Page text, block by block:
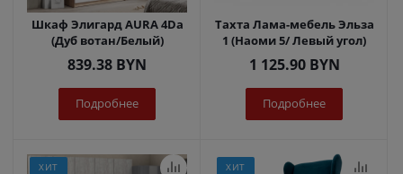
Шкаф Элигард AURA 4Dа
(Дуб вотан/Белый)
839.38 BYN
Подробнее
Тахта Лама-мебель Эльза
1 (Наоми 5/ Левый угол)
1 125.90BYN
Подробнее
ХИТ ХИТ